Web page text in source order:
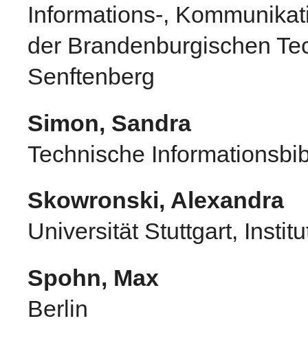
Informations-,
der Brandenburgischen
Senftenberg
Simon, Sandra
Technische
Skowronski, Alexandra
Universität Stuttgart,
Spohn, Max
Berlin